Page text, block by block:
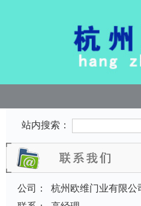
站内搜索：
公司：
杭州欧维门业有限公